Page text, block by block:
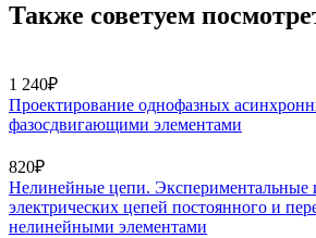
Также советуем
1 240₽
Проектирование однофазных
фазосдвигающими элементами
820₽
Нелинейные цепи. Экспериментальные
электрических цепей постоянного и
нелинейными элементами